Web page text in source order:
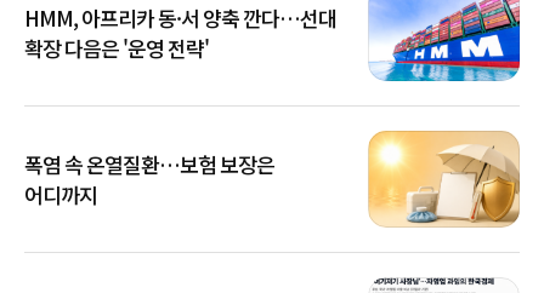
HMM, 아프리카 동·서 양축 깐다…선대
확장 다음은 '운영 전략'
폭염 속 온열질환…보험 보장은
어디까지